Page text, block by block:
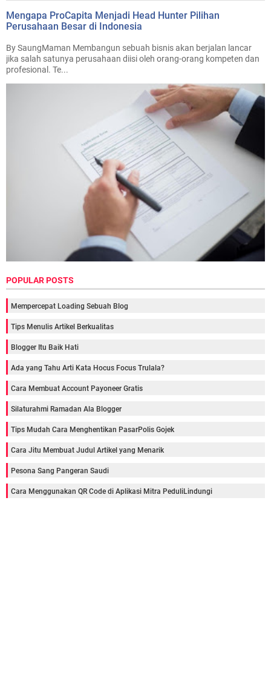
Mengapa ProCapita Menjadi Head Hunter Pilihan
Perusahaan Besar di Indonesia
By SaungMaman Membangun sebuah bisnis akan berjalan lancar
jika salah satunya perusahaan diisi oleh orang-orang kompeten dan
profesional. Te...
POPULAR POSTS
Mempercepat Loading Sebuah Blog
Tips Menulis Artikel Berkualitas
Blogger Itu Baik Hati
Ada yang Tahu Arti Kata Hocus Focus Trulala?
Cara Membuat Account Payoneer Gratis
Silaturahmi Ramadan Ala Blogger
Tips Mudah Cara Menghentikan PasarPolis Gojek
Cara Jitu Membuat Judul Artikel yang Menarik
Pesona Sang Pangeran Saudi
Cara Menggunakan QR Code di Aplikasi Mitra PeduliLindungi